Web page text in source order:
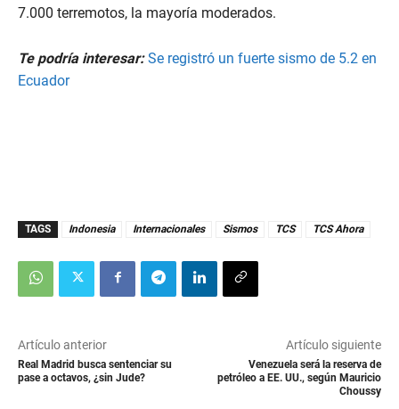
7.000 terremotos, la mayoría moderados.
Te podría interesar:Se registró un fuerte sismo de 5.2 en
Ecuador
TAGS Indonesia Internacionales Sismos TCS TCS Ahora
Artículo anterior
Real Madrid busca sentenciar su
pase a octavos, ¿sin Jude?
Artículo siguiente
Venezuela será la reserva de
petróleo a EE. UU., según Mauricio
Choussy